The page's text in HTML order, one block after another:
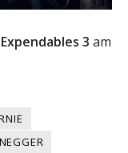
3 am